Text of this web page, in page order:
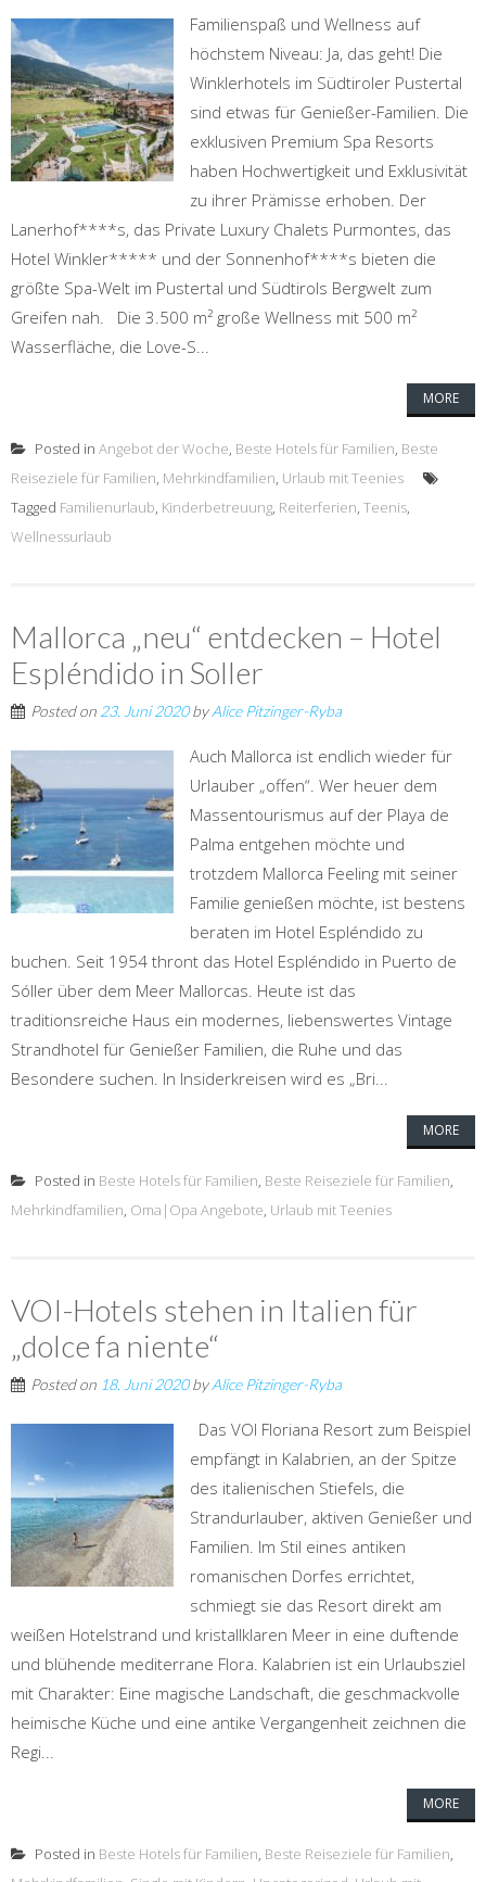
Familienspaß und Wellness auf
höchstem Niveau: Ja, das geht! Die
Winklerhotels im Südtiroler Pustertal
sind etwas für Genießer-Familien. Die
exklusiven Premium Spa Resorts
haben Hochwertigkeit und Exklusivität
zu ihrer Prämisse erhoben. Der
Lanerhof****s, das Private Luxury Chalets Purmontes, das
Hotel Winkler***** und der Sonnenhof****s bieten die
größte Spa-Welt im Pustertal und Südtirols Bergwelt zum
Greifen nah. Die 3.500 m² große Wellness mit 500 m²
Wasserfläche, die Love-S...
MORE
Posted in Angebot der Woche, Beste Hotels für Familien, Beste
Reiseziele für Familien, Mehrkindfamilien, Urlaub mit Teenies
Tagged Familienurlaub, Kinderbetreuung, Reiterferien, Teenis,
Wellnessurlaub
Mallorca „neu“ entdecken – Hotel
Espléndido in Soller
Posted on 23. Juni 2020byAlice Pitzinger-Ryba
Auch Mallorca ist endlich wieder für
Urlauber „offen“. Wer heuer dem
Massentourismus auf der Playa de
Palma entgehen möchte und
trotzdem Mallorca Feeling mit seiner
Familie genießen möchte, ist bestens
beraten im Hotel Espléndido zu
buchen. Seit 1954 thront das Hotel Espléndido in Puerto de
Sóller über dem Meer Mallorcas. Heute ist das
traditionsreiche Haus ein modernes, liebenswertes Vintage
Strandhotel für Genießer Familien, die Ruhe und das
Besondere suchen. In Insiderkreisen wird es „Bri...
MORE
Posted in Beste Hotels für Familien, Beste Reiseziele für Familien,
Mehrkindfamilien, Oma|Opa Angebote, Urlaub mit Teenies
VOI-Hotels stehen in Italien für
„dolce fa niente“
Posted on 18. Juni 2020byAlice Pitzinger-Ryba
Das VOI Floriana Resort zum Beispiel
empfängt in Kalabrien, an der Spitze
des italienischen Stiefels, die
Strandurlauber, aktiven Genießer und
Familien. Im Stil eines antiken
romanischen Dorfes errichtet,
schmiegt sie das Resort direkt am
weißen Hotelstrand und kristallklaren Meer in eine duftende
und blühende mediterrane Flora. Kalabrien ist ein Urlaubsziel
mit Charakter: Eine magische Landschaft, die geschmackvolle
heimische Küche und eine antike Vergangenheit zeichnen die
Regi...
MORE
Posted in Beste Hotels für Familien, Beste Reiseziele für Familien,